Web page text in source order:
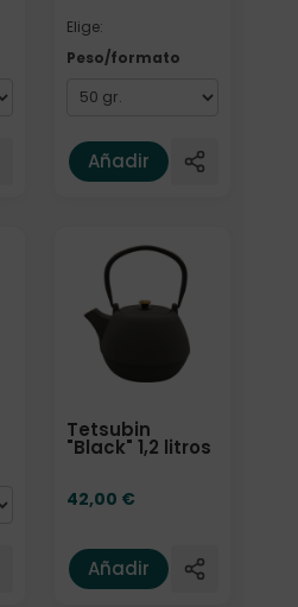
Elige:
Peso/formato
Añadir
Tetsubin
"Black" 1,2 litros
42,00 €
Añadir